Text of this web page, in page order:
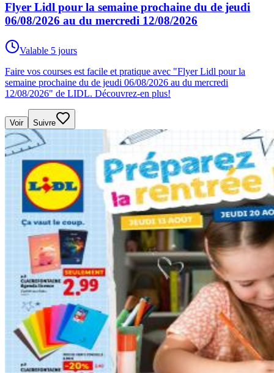
Flyer Lidl pour la semaine prochaine du de jeudi
06/08/2026 au du mercredi 12/08/2026
Valable 5 jours
Faire vos courses est facile et pratique avec "Flyer Lidl pour la
semaine prochaine du de jeudi 06/08/2026 au du mercredi
12/08/2026" de LIDL. Découvrez-en plus!
Voir Suivre